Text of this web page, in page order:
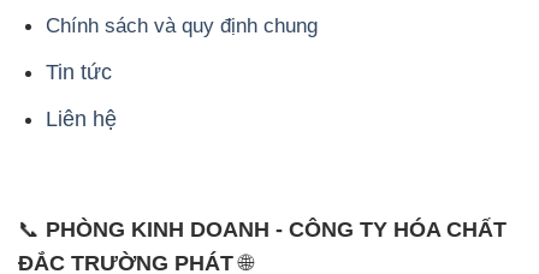
Chính sách và quy định chung
Tin tức
Liên hệ
📞 PHÒNG KINH DOANH - CÔNG TY HÓA CHẤT
ĐẮC TRƯỜNG PHÁT🌐